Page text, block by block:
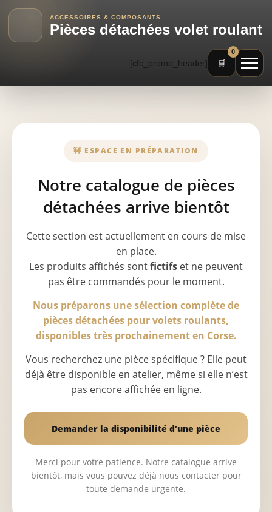
ACCESSOIRES & COMPOSANTS
Pièces détachées volet roulant
[cfc_promo_header] 🛒
0
🚧 ESPACE EN PRÉPARATION
Notre catalogue de pièces
détachées arrive bientôt
Cette section est actuellement en cours de mise
en place.
Les produits affichés sontfictifs et ne peuvent
pas être commandés pour le moment.
Nous préparons une sélection complète de
pièces détachées pour volets roulants,
disponibles très prochainement en Corse.
Vous recherchez une pièce spécifique ? Elle peut
déjà être disponible en atelier, même si elle n’est
pas encore affichée en ligne.
Demander la disponibilité d’une pièce
Merci pour votre patience. Notre catalogue arrive
bientôt, mais vous pouvez déjà nous contacter pour
toute demande urgente.